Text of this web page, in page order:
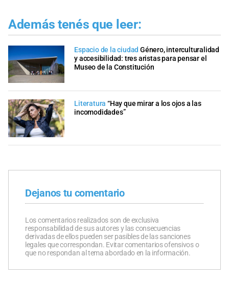
Además tenés que leer:
Espacio de la ciudad Género, interculturalidad
y accesibilidad: tres aristas para pensar el
Museo de la Constitución
Literatura “Hay que mirar a los ojos a las
incomodidades”
Dejanos tu comentario
Los comentarios realizados son de exclusiva
responsabilidad de sus autores y las consecuencias
derivadas de ellos pueden ser pasibles de las sanciones
legales que correspondan. Evitar comentarios ofensivos o
que no respondan al tema abordado en la información.